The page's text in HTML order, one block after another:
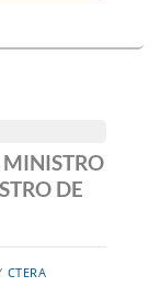
MINISTRO
DE
CTERA